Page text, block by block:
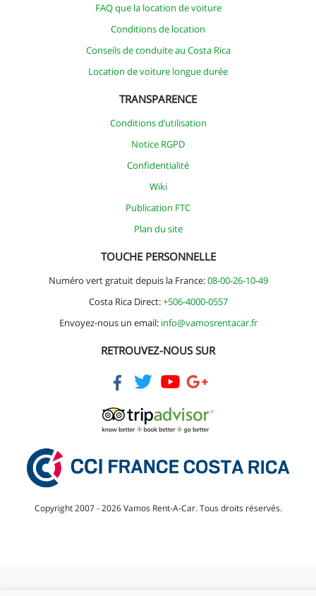
FAQ que la location de voiture
Conditions de location
Conseils de conduite au Costa Rica
Location de voiture longue durée
TRANSPARENCE
Conditions d’utilisation
Notice RGPD
Confidentialité
Wiki
Publication FTC
Plan du site
TOUCHE PERSONNELLE
Numéro vert gratuit depuis la France:08-00-26-10-49
Costa Rica Direct:+506-4000-0557
Envoyez-nous un email: info@vamosrentacar.fr
RETROUVEZ-NOUS SUR
Copyright 2007 - 2026 Vamos Rent-A-Car. Tous droits réservés.